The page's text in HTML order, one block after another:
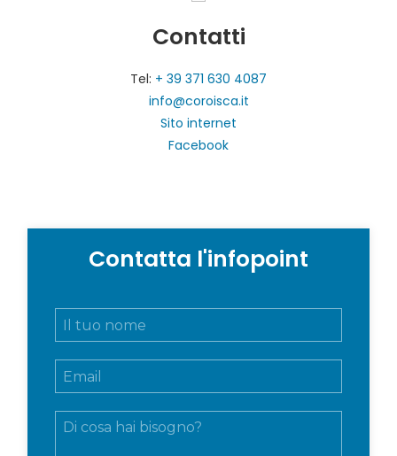
Contatti
Tel: + 39 371 630 4087
info@coroisca.it
Sito internet
Facebook
Contatta l'infopoint
N
E
m
M